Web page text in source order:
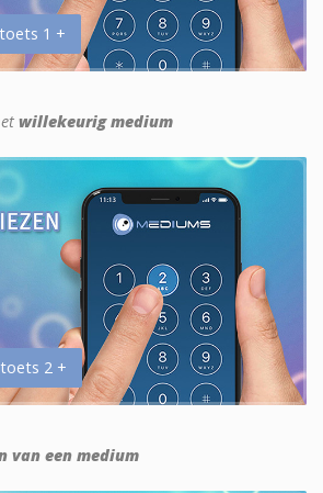
1 +
willekeurig medium
2 +
van een medium